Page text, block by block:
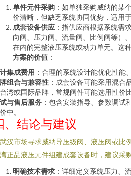
单件元件采购 ：如单独采购威纳的某
价清晰，但缺乏系统协同优势，适用
成套设备供应 ：指供应商根据系统需
向阀、压力阀、流量阀、比例阀等）
在内的完整液压系统或动力单元。这
方案的价值 ：
集成费用 ：合理的系统设计能优化性能
组合与兼容性 ：成套设备可能采用混合
湾或国际品牌，常规阀件可能选用性价
与售后服务 ：包含安装指导、参数调试
中。
、结论与建议
汉市场寻求威纳导压级阀、液压阀或比
正品液压元件组建成套设备时，建议采
明确技术需求 ：详细定义系统压力、